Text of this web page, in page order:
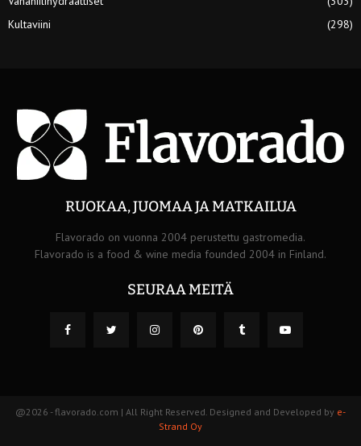
Kultaviini
(298)
RUOKAA, JUOMAA JA MATKAILUA
Flavorado on vuonna 2004 perustettu gastromedia.
Flavorado is a food & wine media founded 2004 in Finland.
SEURAA MEITÄ
@2026 - flavorado.com | All Right Reserved. Designed and Developed by e-
Strand Oy